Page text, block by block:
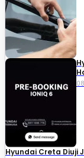
Hyundai Creta Diuji